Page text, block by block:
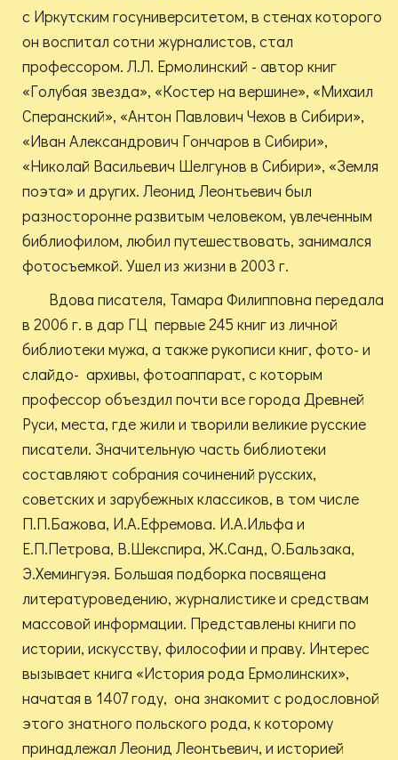
с Иркутским госуниверситетом, в стенах которого
он воспитал сотни журналистов, стал
профессором. Л.Л. Ермолинский - автор книг
«Голубая звезда», «Костер на вершине», «Михаил
Сперанский», «Антон Павлович Чехов в Сибири»,
«Иван Александрович Гончаров в Сибири»,
«Николай Васильевич Шелгунов в Сибири», «Земля
поэта» и других. Леонид Леонтьевич был
разносторонне развитым человеком, увлеченным
библиофилом, любил путешествовать, занимался
фотосъемкой. Ушел из жизни в 2003 г.
Вдова писателя, Тамара Филипповна передала
в 2006 г. в дар ГЦ первые 245 книг из личной
библиотеки мужа, а также рукописи книг, фото- и
слайдо- архивы, фотоаппарат, с которым
профессор объездил почти все города Древней
Руси, места, где жили и творили великие русские
писатели. Значительную часть библиотеки
составляют собрания сочинений русских,
советских и зарубежных классиков, в том числе
П.П.Бажова, И.А.Ефремова. И.А.Ильфа и
Е.П.Петрова, В.Шекспира, Ж.Санд, О.Бальзака,
Э.Хемингуэя. Большая подборка посвящена
литературоведению, журналистике и средствам
массовой информации. Представлены книги по
истории, искусству, философии и праву. Интерес
вызывает книга «История рода Ермолинских»,
начатая в 1407 году, она знакомит с родословной
этого знатного польского рода, к которому
принадлежал Леонид Леонтьевич, и историей